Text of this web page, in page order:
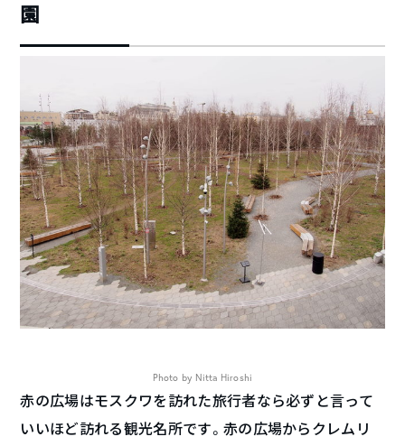
園
Photo by Nitta Hiroshi
赤の広場はモスクワを訪れた旅行者なら必ずと言って
いいほど訪れる観光名所です。赤の広場からクレムリ